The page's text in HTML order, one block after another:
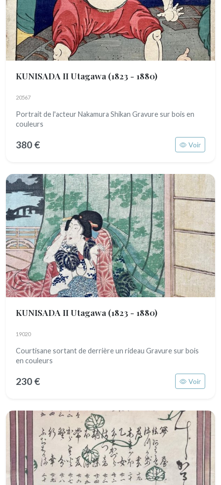
KUNISADA II Utagawa (1823 - 1880)
20567
Portrait de l'acteur Nakamura Shikan Gravure sur bois en
couleurs
380 € Voir
KUNISADA II Utagawa (1823 - 1880)
19020
Courtisane sortant de derrière un rideau Gravure sur bois
en couleurs
230 € Voir